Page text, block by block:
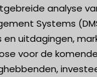
analyse
Systems
en uitdagingen,
voor de